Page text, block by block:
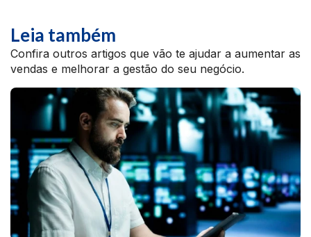
Leia também
Confira outros artigos que vão te ajudar a aumentar as
vendas e melhorar a gestão do seu negócio.